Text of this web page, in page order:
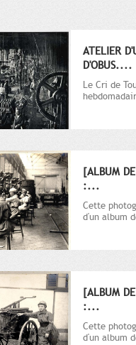
ATELIER
D'OBUS....
Le Cri de
[ALBUM
:...
Cette
d'un album
[ALBUM
:...
Cette
d'un album